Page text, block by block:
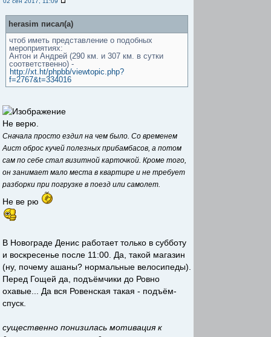
herasim писал(а)
чтоб иметь представление о подобных
мероприятиях:
Антон и Андрей (290 км. и 307 км. в сутки
соответственно) -
http://xt.ht/phpbb/viewtopic.php?
f=2767&t=334016
Не верю.
Сначала просто ездил на чем было. Со временем
Аист оброс кучей полезных прибамбасов, а потом
сам по себе стал визитной карточкой. Кроме того,
он занимает мало места в квартире и не требует
разборки при погрузке в поезд или самолет.
Не ве рю
В Новограде Денис работает только в субботу
и воскресенье после 11:00. Да, такой магазин
(ну, почему ашаны? нормальные велосипеды).
Перед Гощей да, подъёмчики до Ровно
охавые... Да вся Ровенская такая - подъём-
спуск.
существенно понизилась мотивация к